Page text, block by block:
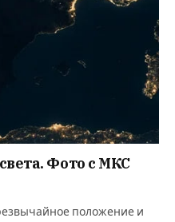
Фото с МКС
положение и